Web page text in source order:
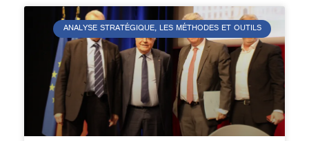
ANALYSE STRATÉGIQUE, LES MÉTHODES ET OUTILS